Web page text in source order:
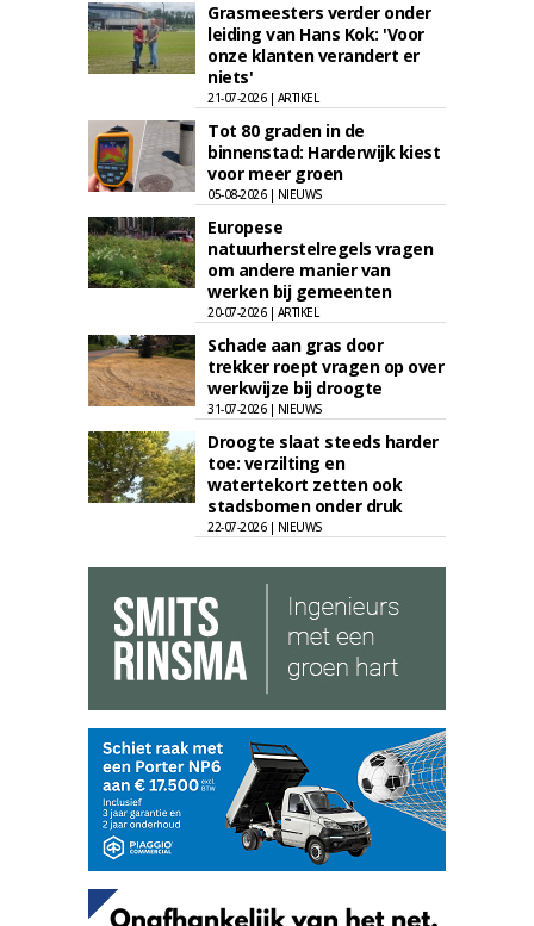
Grasmeesters verder onder
leiding van Hans Kok: 'Voor
onze klanten verandert er
niets'
21-07-2026 | ARTIKEL
Tot 80 graden in de
binnenstad: Harderwijk kiest
voor meer groen
05-08-2026 | NIEUWS
Europese
natuurherstelregels vragen
om andere manier van
werken bij gemeenten
20-07-2026 | ARTIKEL
Schade aan gras door
trekker roept vragen op over
werkwijze bij droogte
31-07-2026 | NIEUWS
Droogte slaat steeds harder
toe: verzilting en
watertekort zetten ook
stadsbomen onder druk
22-07-2026 | NIEUWS